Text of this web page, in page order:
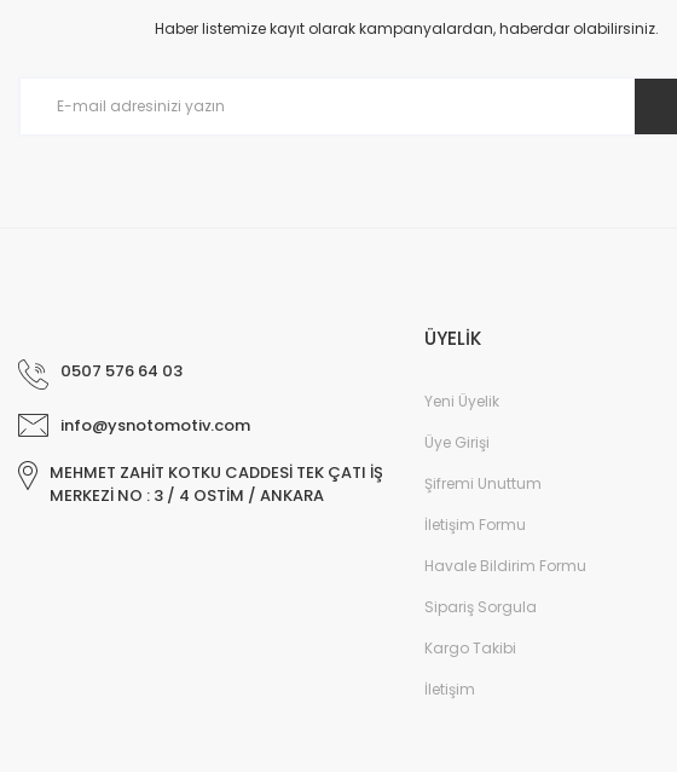
Ürün açıklamasında eksik bilgiler bulunuyor.
Haber listemize kayıt olarak kampanyalardan, haberdar olabilirsiniz.
0507 576 64 03
info@ysnotomotiv.com
MEHMET ZAHİT KOTKU CADDESİ TEK ÇATI İŞ
MERKEZİ NO : 3 / 4 OSTİM / ANKARA
ÜYELİK
Yeni Üyelik
Üye Girişi
Şifremi Unuttum
İletişim Formu
Havale Bildirim Formu
Sipariş Sorgula
Kargo Takibi
İletişim